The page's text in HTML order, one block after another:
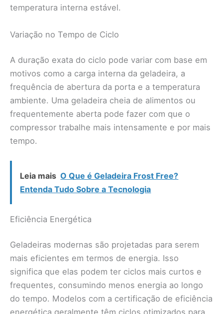
temperatura interna estável.
Variação no Tempo de Ciclo
A duração exata do ciclo pode variar com base em
motivos como a carga interna da geladeira, a
frequência de abertura da porta e a temperatura
ambiente. Uma geladeira cheia de alimentos ou
frequentemente aberta pode fazer com que o
compressor trabalhe mais intensamente e por mais
tempo.
Leia mais O Que é Geladeira Frost Free?
Entenda Tudo Sobre a Tecnologia
Eficiência Energética
Geladeiras modernas são projetadas para serem
mais eficientes em termos de energia. Isso
significa que elas podem ter ciclos mais curtos e
frequentes, consumindo menos energia ao longo
do tempo. Modelos com a certificação de eficiência